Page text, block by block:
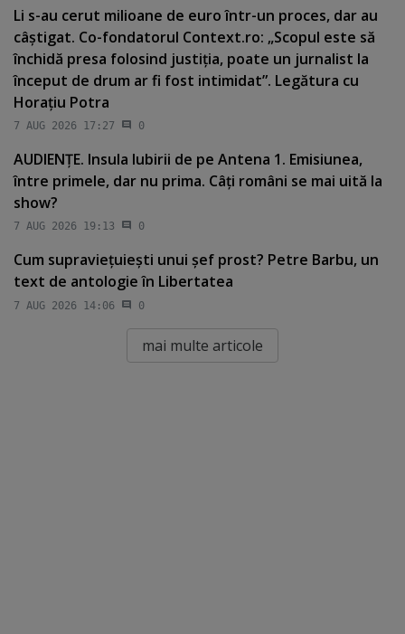
Li s-au cerut milioane de euro într-un proces, dar au
câştigat. Co-fondatorul Context.ro: „Scopul este să
închidă presa folosind justiţia, poate un jurnalist la
început de drum ar fi fost intimidat”. Legătura cu
Horaţiu Potra
7 AUG 2026 17:27 0
AUDIENŢE. Insula Iubirii de pe Antena 1. Emisiunea,
între primele, dar nu prima. Câţi români se mai uită la
show?
7 AUG 2026 19:13 0
Cum supravieţuieşti unui şef prost? Petre Barbu, un
text de antologie în Libertatea
7 AUG 2026 14:06 0
mai multe articole